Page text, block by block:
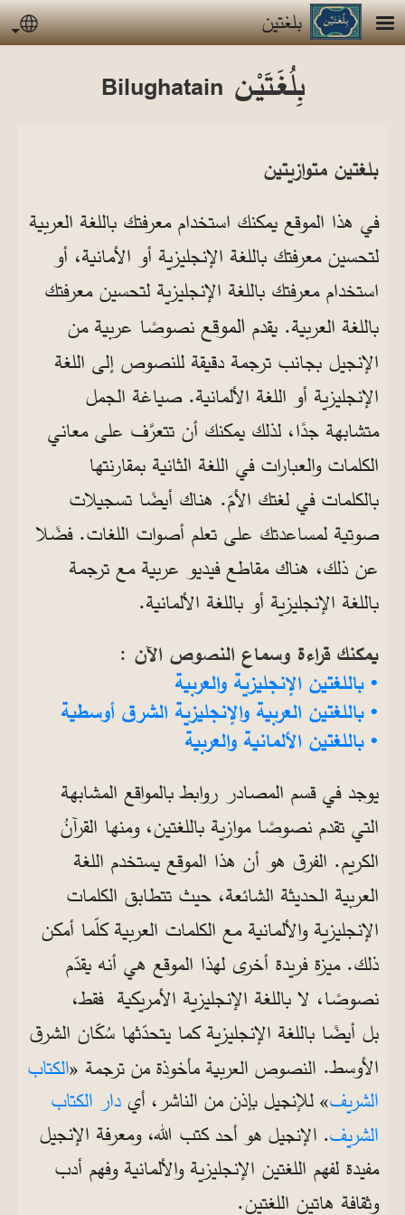
تجاوز إلى المحتوى الرئيسي
بلغتين
بِلُغَـتَيْـن Bilughatain
بلغتين متوازيتين
في هذا الموقع يمكنك استخدام معرفتك باللغة العربية
لتحسين معرفتك باللغة الإنجليزية أو الأمانية، أو
استخدام معرفتك باللغة الإنجليزية لتحسين معرفتك
باللغة العربية.​​​​ يقدم الموقعنصوصًا عربية من
الإنجيل بجانب ترجمة دقيقة للنصوص إلى اللغة
الإنجليزية أو اللغة الألمانية. صياغة الجمل
متشابهة جدًا، لذلك يمكنك أن تتعرَّف على معاني
الكلمات والعبارات في اللغة الثانية بمقارنتها
بالكلمات في لغتك الأمّ. هناك أيضًا تسجيلات
صوتية لمساعدتك على تعلم أصوات اللغات. فضًلا
عن ذلك، هناك مقاطع فيديو عربية مع ترجمة
باللغة الإنجليزية أو باللغة الألمانية.
يمكنك قراءة وسماع النصوص الآن :
• باللغتين الإنجليزية والعربية
• باللغتين العربية والإنجليزية الشرق أوسطية
• باللغتين الألمانية والعربية
يوجد في قسم المصادر روابط بالمواقع المشابهة
التي تقدم نصوصًا موازية باللغتين، ومنها القرآنُ
الكريم. الفرق هو أن هذا الموقع يستخدم اللغة
العربية الحديثة الشائعة، حيث تتطابق الكلمات
الإنجليزية والألمانية مع الكلمات العربية كلّما أمكن
ذلك. ميزة فريدة أخرى لهذا الموقع هي أنه يقدّم
نصوصًا، لا باللغة الإنجليزية الأمريكية فقط،
بل أيضًا باللغة الإنجليزية كما يتحدّثها سُكّان الشرق
الأوسط. النصوص العربية مأخوذة من ترجمة «الكتاب
الشريف» للإنجيل بإذن من الناشر، أيدار الكتاب
الشريف. الإنجيل هو أحدكتب الله، ومعرفة الإنجيل
مفيدة لفهم اللغتين الإنجليزية والألمانية وفهم أدب
وثقافة هاتين اللغتين.